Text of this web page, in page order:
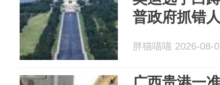
普政府抓错
胖猫喵喵 2026-08-